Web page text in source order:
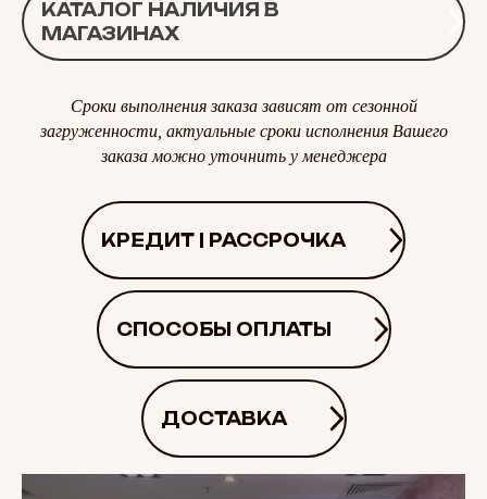
КАТАЛОГ НАЛИЧИЯ В
МАГАЗИНАХ
Сроки выполнения заказа зависят от сезонной
загруженности, актуальные сроки исполнения Вашего
заказа можно уточнить у менеджера
КРЕДИТ | РАССРОЧКА
СПОСОБЫ ОПЛАТЫ
ДОСТАВКА